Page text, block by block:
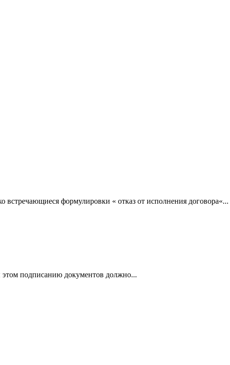
встречающиеся формулировки « отказ от исполнения договора«...
подписанию документов должно...